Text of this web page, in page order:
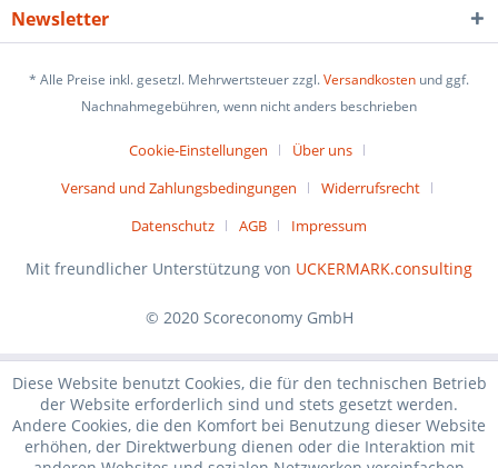
Newsletter
* Alle Preise inkl. gesetzl. Mehrwertsteuer zzgl.Versandkosten und ggf.
Nachnahmegebühren, wenn nicht anders beschrieben
Cookie-Einstellungen
Über uns
Versand und Zahlungsbedingungen
Widerrufsrecht
Datenschutz
AGB Impressum
Mit freundlicher Unterstützung von UCKERMARK.consulting
© 2020 Scoreconomy GmbH
Diese Website benutzt Cookies, die für den technischen Betrieb
der Website erforderlich sind und stets gesetzt werden.
Andere Cookies, die den Komfort bei Benutzung dieser Website
erhöhen, der Direktwerbung dienen oder die Interaktion mit